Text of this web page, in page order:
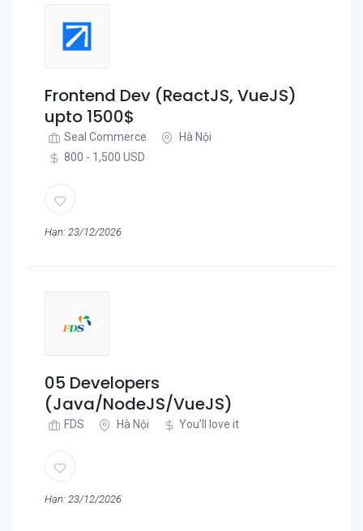
Frontend Dev (ReactJS, VueJS)
upto 1500$
Seal Commerce
Hà Nội
800 - 1,500 USD
Hạn: 23/12/2026
05 Developers
(Java/NodeJS/VueJS)
FDS Hà Nội You'll love it
Hạn: 23/12/2026